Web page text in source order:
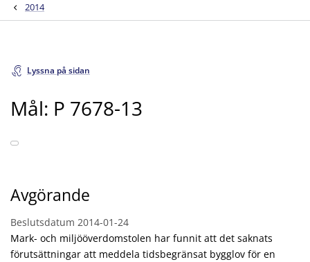
2014
Lyssna på sidan
Mål: P 7678-13
Avgörande
Beslutsdatum 2014-01-24
Mark- och miljööverdomstolen har funnit att det saknats
förutsättningar att meddela tidsbegränsat bygglov för en